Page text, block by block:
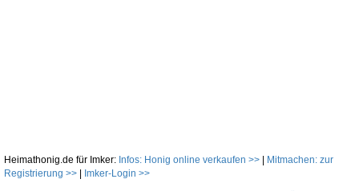
Heimathonig.de für Imker: Infos: Honig online verkaufen >>
Mitmachen: zur
Registrierung >>
Imker-Login >>